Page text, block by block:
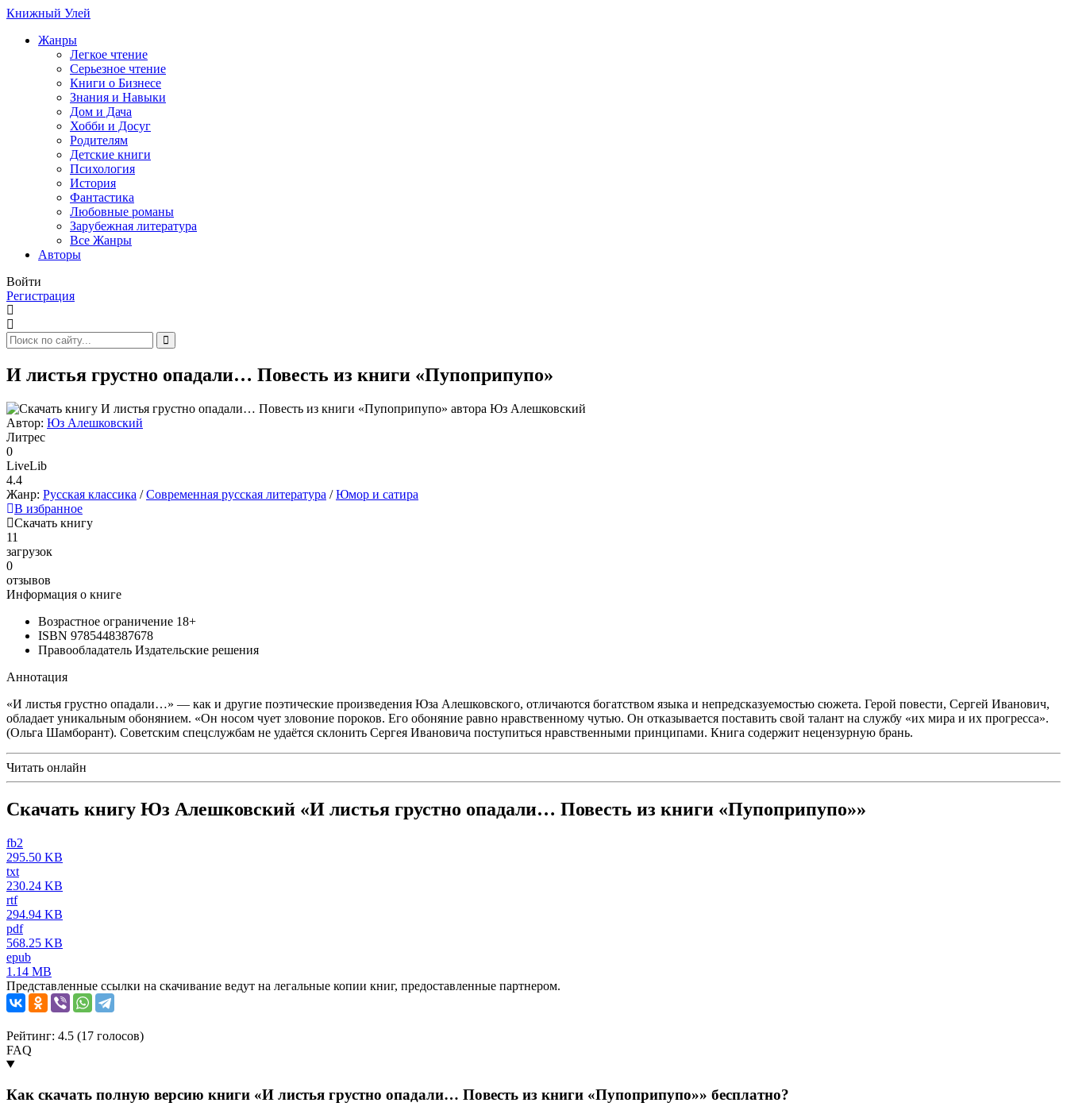
Книжный Улей
Жанры
Легкое чтение
Серьезное чтение
Книги о Бизнесе
Знания и Навыки
Дом и Дача
Хобби и Досуг
Родителям
Детские книги
Психология
История
Фантастика
Любовные романы
Зарубежная литература
Все Жанры
Авторы
Войти
Регистрация
И листья грустно опадали… Повесть из книги «Пупоприпупо»
Автор: Юз Алешковский
Литрес
0
LiveLib
4.4
Жанр: Русская классика /Современная русская литература /Юмор и сатира
В избранное
Скачать книгу
11
загрузок
0
отзывов
Информация о книге
Возрастное ограничение 18+
ISBN 9785448387678
Правообладатель Издательские решения
Аннотация
«И листья грустно опадали…» — как и другие поэтические произведения Юза Алешковского, отличаются богатством языка и непредсказуемостью сюжета. Герой повести, Сергей Иванович,
обладает уникальным обонянием. «Он носом чует зловоние пороков. Его обоняние равно нравственному чутью. Он отказывается поставить свой талант на службу «их мира и их прогресса».
(Ольга Шамборант). Советским спецслужбам не удаётся склонить Сергея Ивановича поступиться нравственными принципами. Книга содержит нецензурную брань.
Читать онлайн
Скачать книгу Юз Алешковский «И листья грустно опадали… Повесть из книги «Пупоприпупо»»
fb2
295.50 KB
txt
230.24 KB
rtf
294.94 KB
pdf
568.25 KB
epub
1.14 MB
Представленные ссылки на скачивание ведут на легальные копии книг, предоставленные партнером.
Рейтинг: 4.5 (17 голосов)
FAQ
Как скачать полную версию книги «И листья грустно опадали… Повесть из книги «Пупоприпупо»» бесплатно?